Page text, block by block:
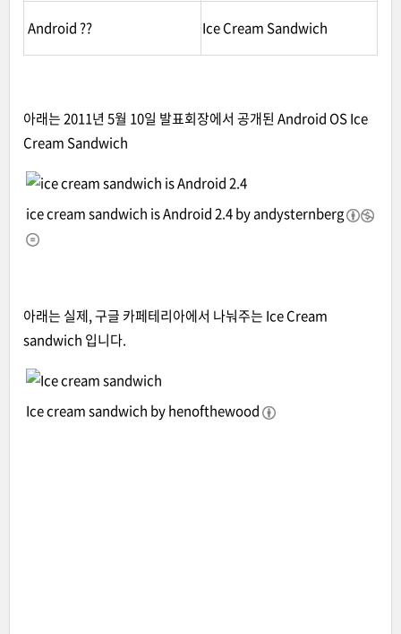
Android ?? Ice Cream Sandwich
아래는 2011년 5월 10일 발표회장에서 공개된 Android OS Ice
Cream Sandwich
ice cream sandwich is Android 2.4 byandysternberg
아래는 실제, 구글 카페테리아에서 나눠주는 Ice Cream
sandwich 입니다.
Ice cream sandwich byhenofthewood